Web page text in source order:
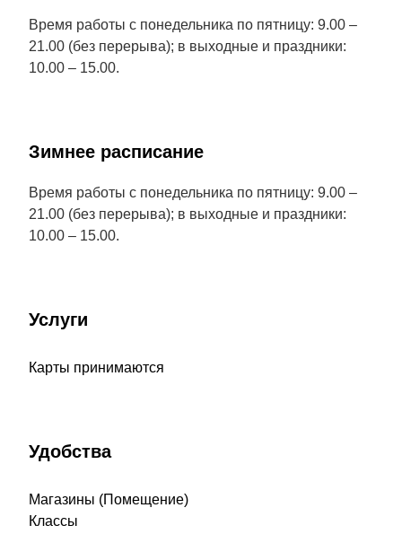
Время работы с понедельника по пятницу: 9.00 –
21.00 (без перерыва); в выходные и праздники:
10.00 – 15.00.
Зимнее расписание
Время работы с понедельника по пятницу: 9.00 –
21.00 (без перерыва); в выходные и праздники:
10.00 – 15.00.
Услуги
Карты принимаются
Удобства
Магазины (Помещение)
Классы